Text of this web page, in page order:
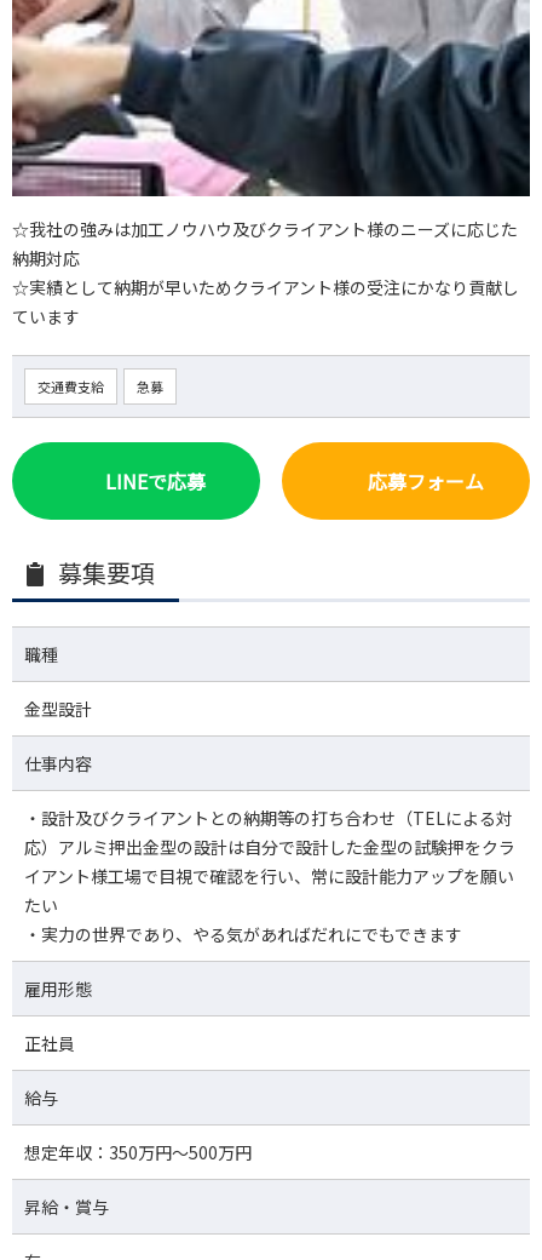
☆我社の強みは加工ノウハウ及びクライアント様のニーズに応じた
納期対応
☆実績として納期が早いためクライアント様の受注にかなり貢献し
ています
交通費支給 急募
LINEで応募 応募フォーム
募集要項
職種
金型設計
仕事内容
・設計及びクライアントとの納期等の打ち合わせ（TELによる対
応）アルミ押出金型の設計は自分で設計した金型の試験押をクラ
イアント様工場で目視で確認を行い、常に設計能力アップを願い
たい
・実力の世界であり、やる気があればだれにでもできます
雇用形態
正社員
給与
想定年収：350万円～500万円
昇給・賞与